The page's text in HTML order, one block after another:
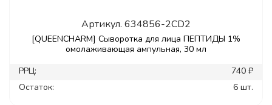
Артикул. 634856-2CD2
[QUEENCHARM] Сыворотка для лица ПЕПТИДЫ 1%
омолаживающая ампульная, 30 мл
РРЦ:
740 ₽
Остаток:
6 шт.